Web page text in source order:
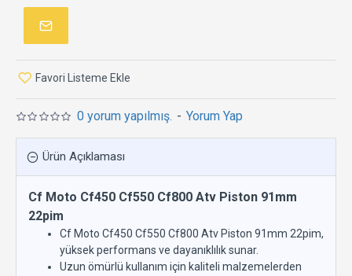
0 yorum yapılmış. - Yorum Yap
Favori Listeme Ekle
Ürün Açıklaması
Cf Moto Cf450 Cf550 Cf800 Atv Piston 91mm
22pim
Cf Moto Cf450 Cf550 Cf800 Atv Piston 91mm 22pim,
yüksek performans ve dayanıklılık sunar.
Uzun ömürlü kullanım için kaliteli malzemelerden